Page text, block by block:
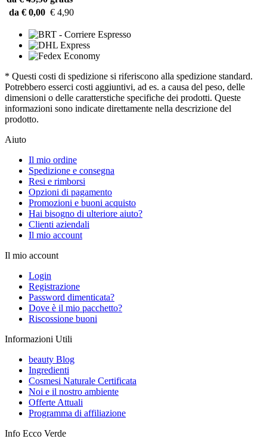
da € 0,00 € 4,90
* Questi costi di spedizione si riferiscono alla spedizione standard.
Potrebbero esserci costi aggiuntivi, ad es. a causa del peso, delle
dimensioni o delle caratterstiche specifiche dei prodotti. Queste
informazioni sono indicate direttamente nella descrizione del
prodotto.
Aiuto
Il mio ordine
Spedizione e consegna
Resi e rimborsi
Opzioni di pagamento
Promozioni e buoni acquisto
Hai bisogno di ulteriore aiuto?
Clienti aziendali
Il mio account
Il mio account
Login
Registrazione
Password dimenticata?
Dove è il mio pacchetto?
Riscossione buoni
Informazioni Utili
beauty Blog
Ingredienti
Cosmesi Naturale Certificata
Noi e il nostro ambiente
Offerte Attuali
Programma di affiliazione
Info Ecco Verde